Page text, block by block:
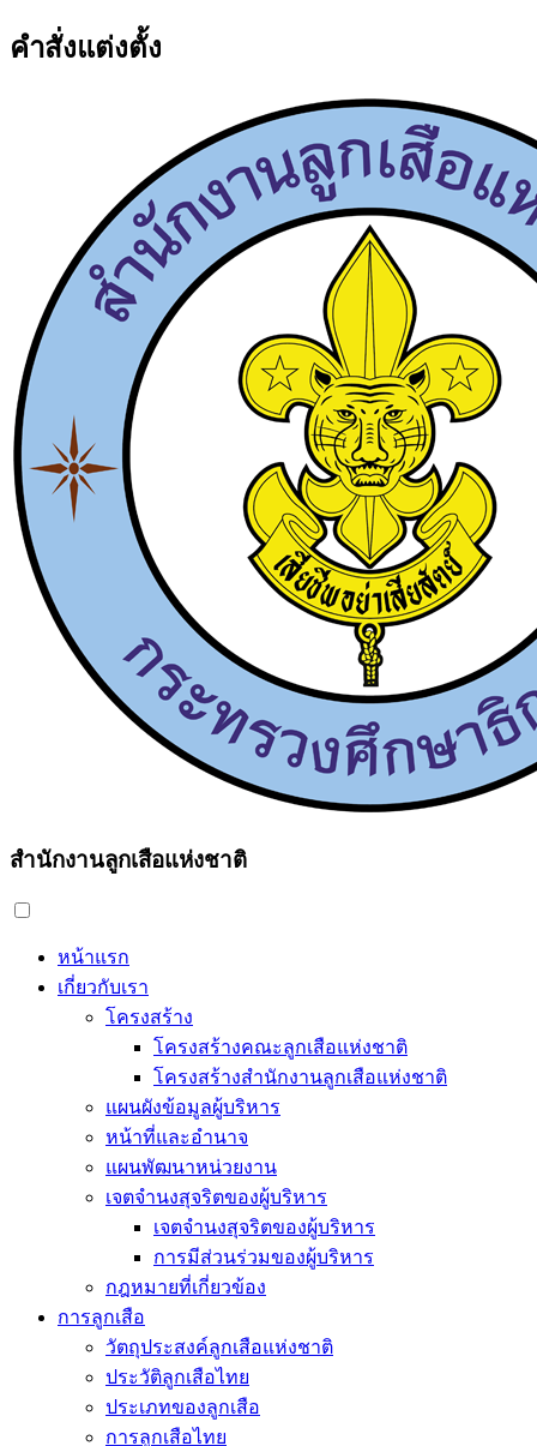
คำสั่งแต่งตั้ง
สำนักงานลูกเสือแห่งชาติ
หน้าแรก
เกี่ยวกับเรา
โครงสร้าง
โครงสร้างคณะลูกเสือแห่งชาติ
โครงสร้างสำนักงานลูกเสือแห่งชาติ
แผนผังข้อมูลผู้บริหาร
หน้าที่และอำนาจ
แผนพัฒนาหน่วยงาน
เจตจำนงสุจริตของผู้บริหาร
เจตจำนงสุจริตของผู้บริหาร
การมีส่วนร่วมของผู้บริหาร
กฎหมายที่เกี่ยวข้อง
การลูกเสือ
วัตถุประสงค์ลูกเสือแห่งชาติ
ประวัติลูกเสือไทย
ประเภทของลูกเสือ
การลูกเสือไทย